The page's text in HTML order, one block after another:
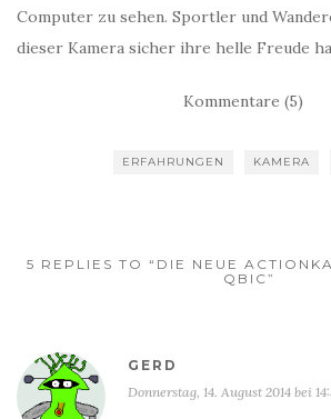
Computer zu sehen. Sportler und
dieser Kamera sicher ihre helle Freude
Kommentare (5)
ERFAHRUNGEN KAMERA
5 REPLIES TO “DIE NEUE
QBIC”
GERD
Donnerstag, 14. August 2014 bei